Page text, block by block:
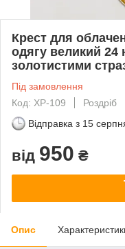
Крест для
одягу великий 24
золотистими
Під замовлення
Код: ХР-109
Роздріб
Відправка з 15
від 950 ₴
Опис